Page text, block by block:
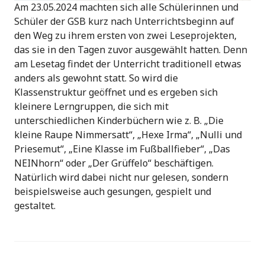
Am 23.05.2024 machten sich alle Schülerinnen und
Schüler der GSB kurz nach Unterrichtsbeginn auf
den Weg zu ihrem ersten von zwei Leseprojekten,
das sie in den Tagen zuvor ausgewählt hatten. Denn
am Lesetag findet der Unterricht traditionell etwas
anders als gewohnt statt. So wird die
Klassenstruktur geöffnet und es ergeben sich
kleinere Lerngruppen, die sich mit
unterschiedlichen Kinderbüchern wie z. B. „Die
kleine Raupe Nimmersatt“, „Hexe Irma“, „Nulli und
Priesemut“, „Eine Klasse im Fußballfieber“, „Das
NEINhorn“ oder „Der Grüffelo“ beschäftigen.
Natürlich wird dabei nicht nur gelesen, sondern
beispielsweise auch gesungen, gespielt und
gestaltet.